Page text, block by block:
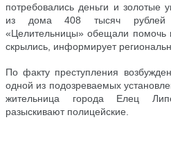
потребовались деньги и золотые
из дома 408 тысяч рублей
«Целительницы» обещали помочь
скрылись, информирует
По факту преступления
одной из подозреваемых
жительница города Елец
разыскивают полицейские.